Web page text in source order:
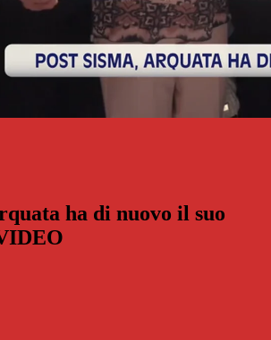
ha di nuovo il suo